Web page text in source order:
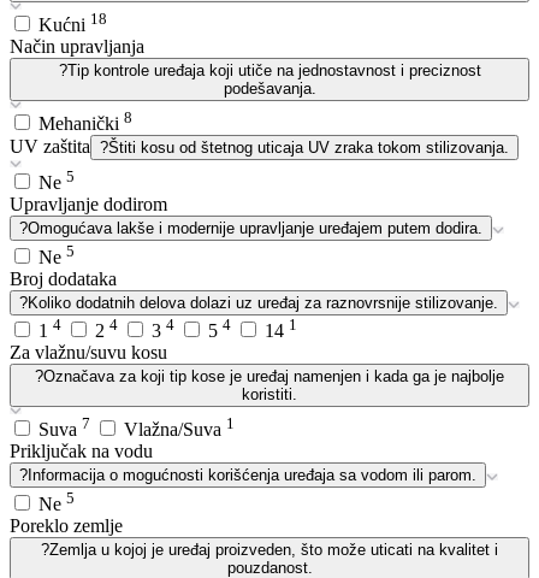
Kućni 18
Način upravljanja
?Tip kontrole uređaja koji utiče na jednostavnost i preciznost
podešavanja.
Mehanički 8
UV zaštita ?Štiti kosu od štetnog uticaja UV zraka tokom stilizovanja.
Ne 5
Upravljanje dodirom
?Omogućava lakše i modernije upravljanje uređajem putem dodira.
Ne 5
Broj dodataka
?Koliko dodatnih delova dolazi uz uređaj za raznovrsnije stilizovanje.
1 4 2 4 3 4 5 4 14 1
Za vlažnu/suvu kosu
?Označava za koji tip kose je uređaj namenjen i kada ga je najbolje
koristiti.
Suva 7 Vlažna/Suva 1
Priključak na vodu
? Informacija o mogućnosti korišćenja uređaja sa vodom ili parom.
Ne 5
Poreklo zemlje
?Zemlja u kojoj je uređaj proizveden, što može uticati na kvalitet i
pouzdanost.